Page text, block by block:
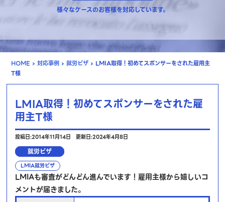
様々なケースのお客様を対応しています。
HOME › 対応事例 › 就労ビザ › LMIA取得！初めてスポンサーをされた雇用主
T様
LMIA取得！初めてスポンサーをされた雇
用主T様
投稿日:2014年11月14日 更新日:2024年4月8日
就労ビザ
LMIA就労ビザ
LMIAも審査がどんどん進んでいます！雇用主様から嬉しいコ
メントが届きました。